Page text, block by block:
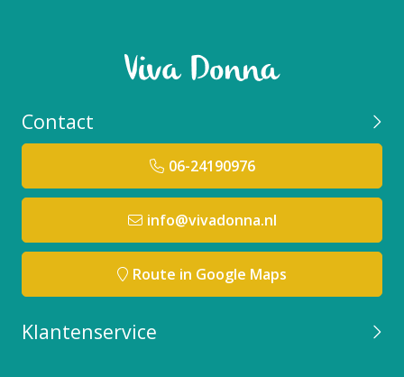
Contact
06-24190976
info@vivadonna.nl
Route in Google Maps
Klantenservice